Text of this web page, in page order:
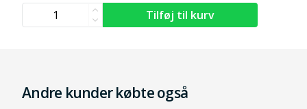
Andre kunder købte også